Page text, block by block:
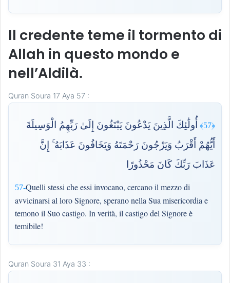
Il credente teme il tormento di
Allah in questo mondo e
nell’Aldilà.
Quran Soura 17 Aya 57 :
﴿57﴾
أُولَٰئِكَ الَّذِينَ يَدْعُونَ يَبْتَغُونَ إِلَىٰ رَبِّهِمُ الْوَسِيلَةَ
أَيُّهُمْ أَقْرَبُ وَيَرْجُونَ رَحْمَتَهُ وَيَخَافُونَ عَذَابَهُ ۚ إِنَّ
عَذَابَ رَبِّكَ كَانَ مَحْذُورًا
57-Quelli stessi che essi invocano, cercano il mezzo di
avvicinarsi al loro Signore, sperano nella Sua misericordia e
temono il Suo castigo. In verità, il castigo del Signore è
temibile!
Quran Soura 31 Aya 33 :